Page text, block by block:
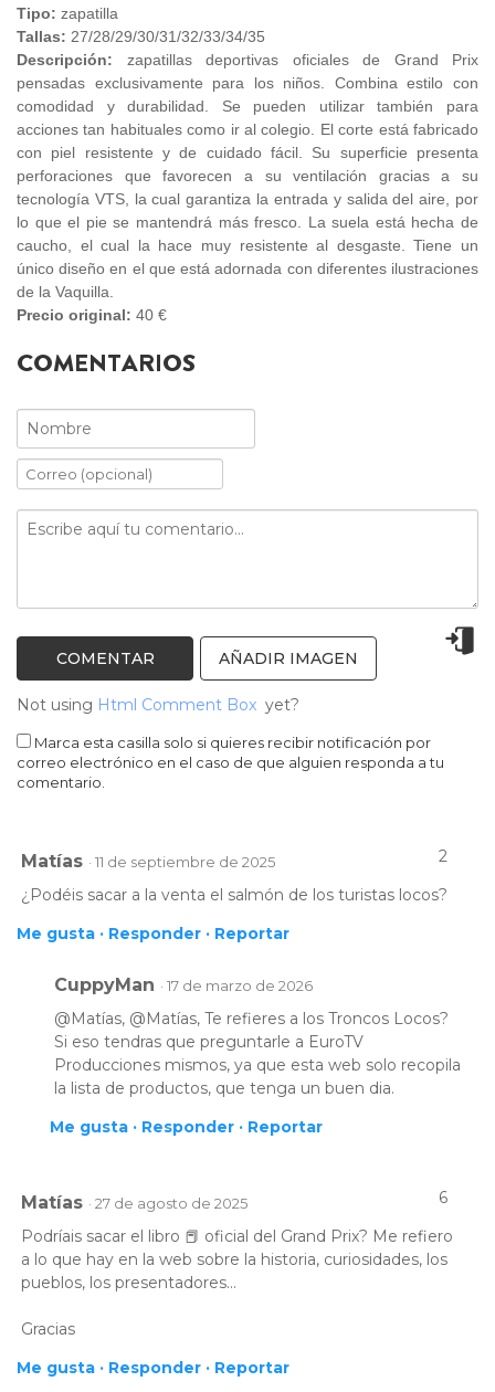
Tipo: zapatilla
Tallas: 27/28/29/30/31/32/33/34/35
Descripción: zapatillas deportivas oficiales de Grand Prix
pensadas exclusivamente para los niños. Combina estilo con
comodidad y durabilidad. Se pueden utilizar también para
acciones tan habituales como ir al colegio. El corte está fabricado
con piel resistente y de cuidado fácil. Su superficie presenta
perforaciones que favorecen a su ventilación gracias a su
tecnología VTS, la cual garantiza la entrada y salida del aire, por
lo que el pie se mantendrá más fresco. La suela está hecha de
caucho, el cual la hace muy resistente al desgaste. Tiene un
único diseño en el que está adornada con diferentes ilustraciones
de la Vaquilla.
Precio original: 40 €
COMENTARIOS
AÑADIR IMAGEN
Not using Html Comment Box yet?
Marca esta casilla solo si quieres recibir notificación por
correo electrónico en el caso de que alguien responda a tu
comentario.
Matías · 11 de septiembre de 2025
¿Podéis sacar a la venta el salmón de los turistas locos?
Me gusta · Responder · Reportar
2
CuppyMan · 17 de marzo de 2026
@Matías, @Matías, Te refieres a los Troncos Locos?
Si eso tendras que preguntarle a EuroTV
Producciones mismos, ya que esta web solo recopila
la lista de productos, que tenga un buen dia.
Me gusta · Responder · Reportar
Matías · 27 de agosto de 2025
Podríais sacar el libro 📕 oficial del Grand Prix? Me refiero
a lo que hay en la web sobre la historia, curiosidades, los
pueblos, los presentadores...
Gracias
Me gusta · Responder · Reportar
6